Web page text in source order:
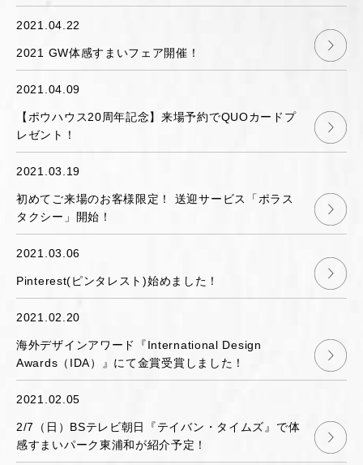
2021.04.22
2021 GW体感すまいフェア開催！
2021.04.09
【ポウハウス20周年記念】来場予約でQUOカードプ
レゼント！
2021.03.19
初めてご来場のお客様限定！ 送迎サービス「ポラス
タクシー」開始！
2021.03.06
Pinterest(ピンタレスト)始めました！
2021.02.20
海外デザインアワード『International Design
Awards（IDA）』にて金賞受賞しました！
2021.02.05
2/7（日）BSテレビ朝日『テイバン・タイムズ』で体
感すまいパーク東浦和が紹介予定！